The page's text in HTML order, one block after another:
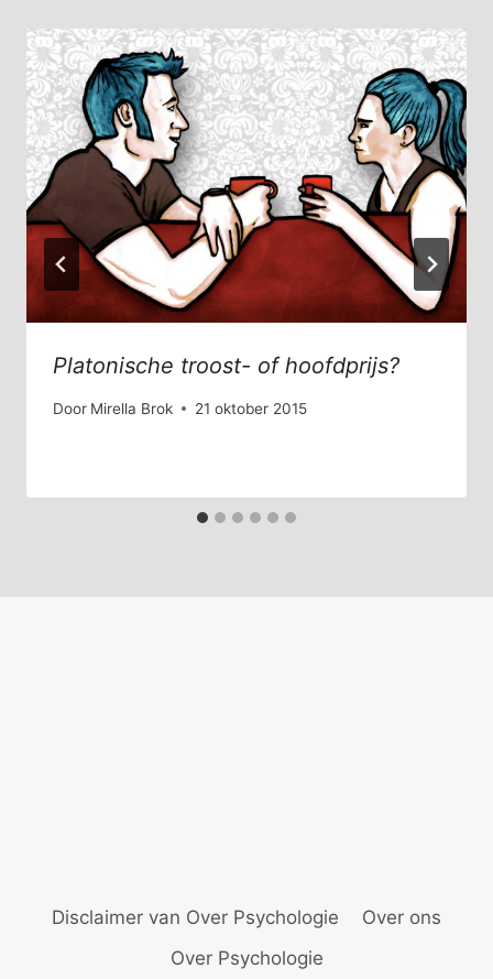
Platonische troost- of hoofdprijs?
Door Mirella Brok 21 oktober 2015
Disclaimer van Over Psychologie
Over ons
Over Psychologie